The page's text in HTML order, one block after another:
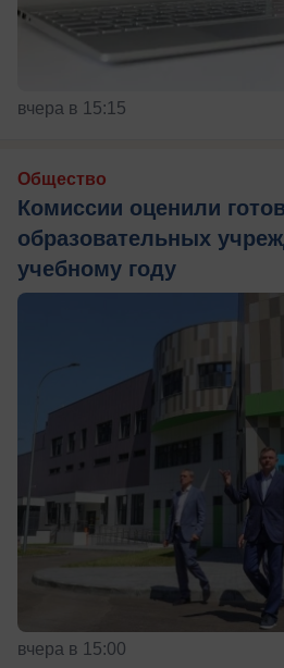
вчера в 15:15
Общество
Комиссии оценили
образовательных
учебному году
вчера в 15:00